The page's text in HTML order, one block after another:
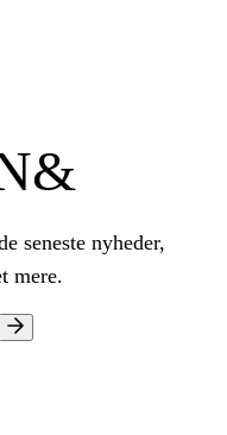
&
seneste nyheder,
mere.